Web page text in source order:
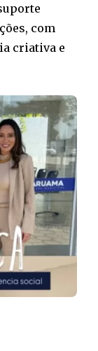
com
criativa e